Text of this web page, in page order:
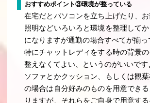
おすすめポイント③環境が整っている
在宅だとパソコンを立ち上げたり、
照明などいろいろと環境を整理して
になりますが通勤の場合すべてが揃っ
特にチャットレディをする時の背景
整えなくてよい、というのがいいです
ソファとかクッション、もしくは観
の場合は自分好みのものを用意でき
りますが、それらをご自身で用意す